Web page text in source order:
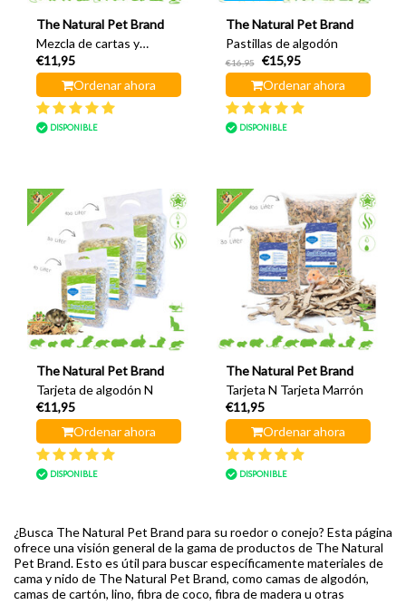
The Natural Pet Brand
Mezcla de cartas y
tarjetas
€11,95
Ordenar ahora
DISPONIBLE
The Natural Pet Brand
Pastillas de algodón
€16,95
€15,95
Ordenar ahora
DISPONIBLE
The Natural Pet Brand
Tarjeta de algodón N
€11,95
Ordenar ahora
DISPONIBLE
The Natural Pet Brand
Tarjeta N Tarjeta Marrón
€11,95
Ordenar ahora
DISPONIBLE
¿Busca The Natural Pet Brand para su roedor o conejo? Esta página
ofrece una visión general de la gama de productos de The Natural
Pet Brand. Esto es útil para buscar específicamente materiales de
cama y nido de The Natural Pet Brand, como camas de algodón,
camas de cartón, lino, fibra de coco, fibra de madera u otras